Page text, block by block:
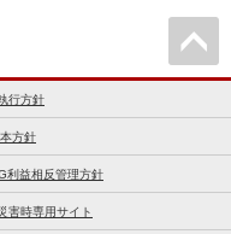
行方針
方針
利益相反管理方針
害時専用サイト